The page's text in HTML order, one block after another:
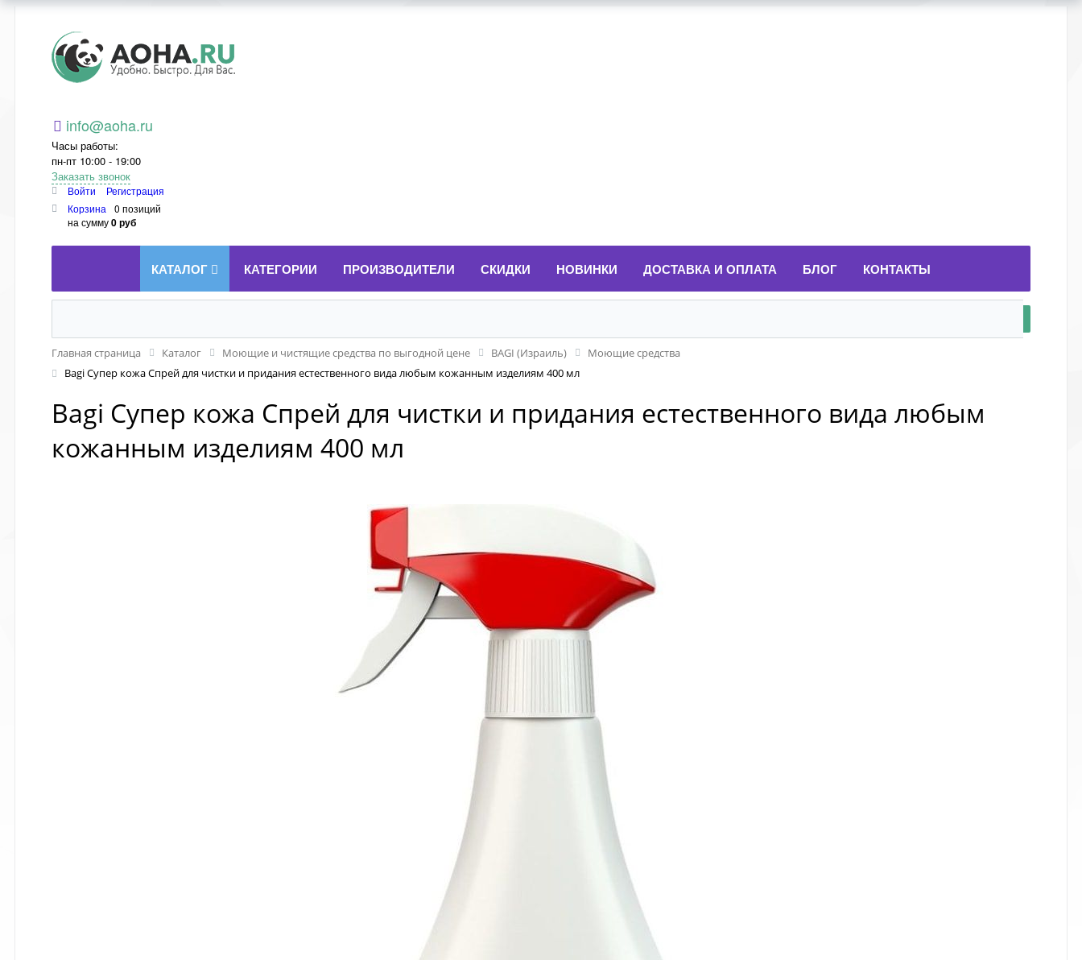
Aoha.ru
info@aoha.ru
Часы работы:
пн-пт 10:00 - 19:00
Заказать звонок
Войти
Регистрация
Корзина
0 позиций
на сумму0 руб
КАТАЛОГ КАТЕГОРИИ ПРОИЗВОДИТЕЛИ СКИДКИ НОВИНКИ ДОСТАВКА И ОПЛАТА БЛОГ КОНТАКТЫ
Главная страница Каталог Моющие и чистящие средства по выгодной цене BAGI (Израиль)
Моющие средства
Bagi Супер кожа Спрей для чистки и придания естественного вида любым кожанным изделиям 400 мл
Bagi Супер кожа Спрей для чистки и придания естественного вида любым
кожанным изделиям 400 мл